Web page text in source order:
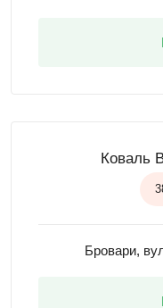
Коваль
Бровари,